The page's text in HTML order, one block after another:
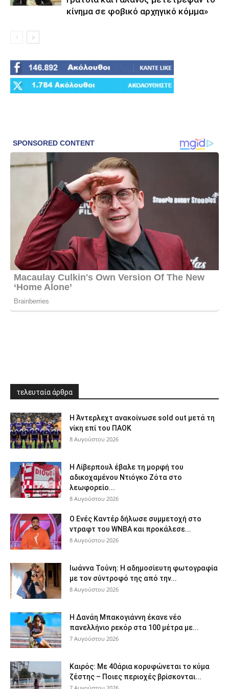
κίνημα σε φοβικό αρχηγικό κόμμα»
τελευταία άρθρα
Η Άντερλεχτ ανακοίνωσε sold out μετά τη
νίκη επί του ΠΑΟΚ
8 Αυγούστου 2026
Η Λίβερπουλ έβαλε τη μορφή του
αδικοχαμένου Ντιόγκο Ζότα στο
λεωφορείο...
8 Αυγούστου 2026
Ο Ενές Καντέρ δήλωσε συμμετοχή στο
ντραφτ του WNBA και προκάλεσε...
8 Αυγούστου 2026
Ιωάννα Τούνη: Η αδημοσίευτη φωτογραφία
με τον σύντροφό της από την...
8 Αυγούστου 2026
Η Δανάη Μπακογιάννη έκανε νέο
πανελλήνιο ρεκόρ στα 100 μέτρα με...
7 Αυγούστου 2026
Καιρός: Με 40άρια κορυφώνεται το κύμα
ζέστης – Ποιες περιοχές βρίσκονται...